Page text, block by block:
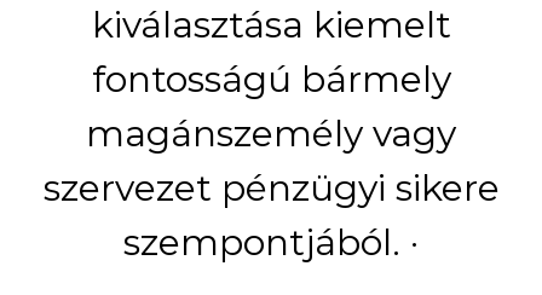
kiválasztása kiemelt
fontosságú bármely
magánszemély vagy
szervezet pénzügyi sikere
szempontjából. ·